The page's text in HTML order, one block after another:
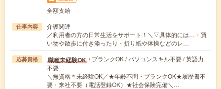
全額支給
仕事内容
介護関連
／利用者の方の日常生活をサポート！＼▽具体的には…・買
い物や散歩に付き添ったり・折り紙や体操などのレ…
応募資格 職種未経験OK / ブランクOK / パソコンスキル不要 / 英語力
不要
＼無資格＊未経験OK／★年齢不問・ブランクOK★履歴書不
要・来社不要（電話登録OK）★社会保険完備＼…